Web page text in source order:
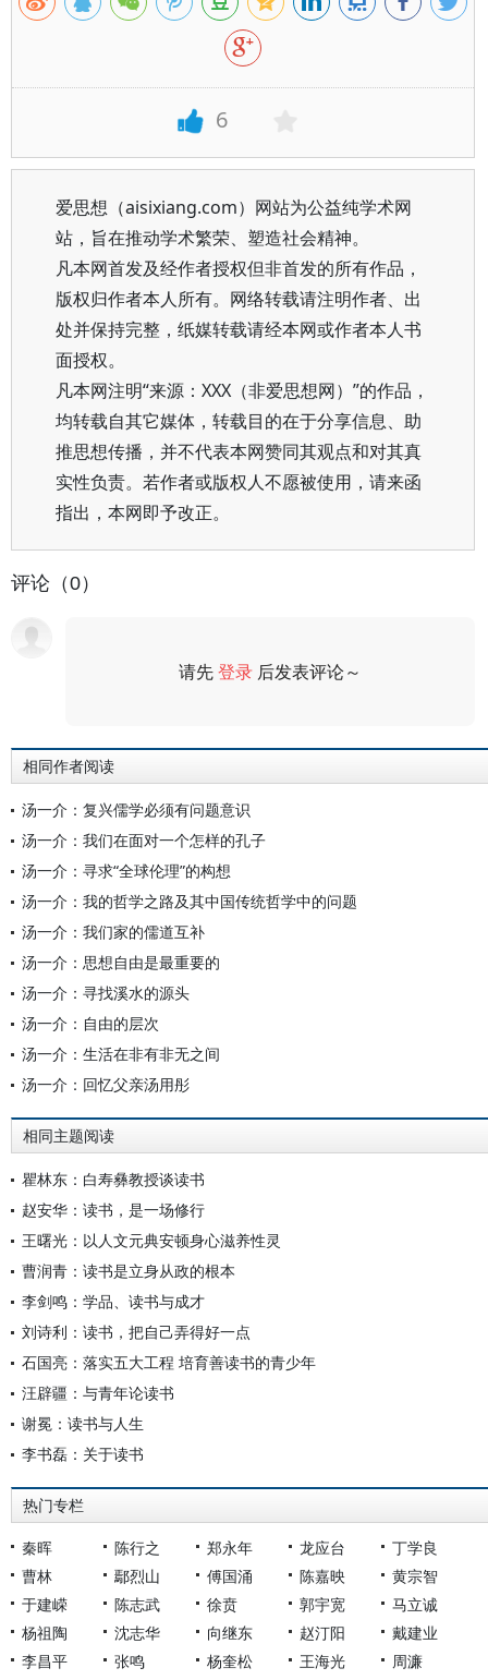
6
爱思想（aisixiang.com）网站为公益纯学术网
站，旨在推动学术繁荣、塑造社会精神。
凡本网首发及经作者授权但非首发的所有作品，
版权归作者本人所有。网络转载请注明作者、出
处并保持完整，纸媒转载请经本网或作者本人书
面授权。
凡本网注明“来源：XXX（非爱思想网）”的作品，
均转载自其它媒体，转载目的在于分享信息、助
推思想传播，并不代表本网赞同其观点和对其真
实性负责。若作者或版权人不愿被使用，请来函
指出，本网即予改正。
评论（0）
请先登录 后发表评论～
相同作者阅读
汤一介：复兴儒学必须有问题意识
汤一介：我们在面对一个怎样的孔子
汤一介：寻求“全球伦理”的构想
汤一介：我的哲学之路及其中国传统哲学中的问题
汤一介：我们家的儒道互补
汤一介：思想自由是最重要的
汤一介：寻找溪水的源头
汤一介：自由的层次
汤一介：生活在非有非无之间
汤一介：回忆父亲汤用彤
相同主题阅读
瞿林东：白寿彝教授谈读书
赵安华：读书，是一场修行
王曙光：以人文元典安顿身心滋养性灵
曹润青：读书是立身从政的根本
李剑鸣：学品、读书与成才
刘诗利：读书，把自己弄得好一点
石国亮：落实五大工程 培育善读书的青少年
汪辟疆：与青年论读书
谢冕：读书与人生
李书磊：关于读书
热门专栏
秦晖 陈行之 郑永年 龙应台
丁学良
曹林
鄢烈山 傅国涌 陈嘉映
黄宗智
于建嵘
陈志武 徐贲 郭宇宽
马立诚
杨祖陶
沈志华 向继东 赵汀阳
戴建业
李昌平
张鸣 杨奎松 王海光
周濂